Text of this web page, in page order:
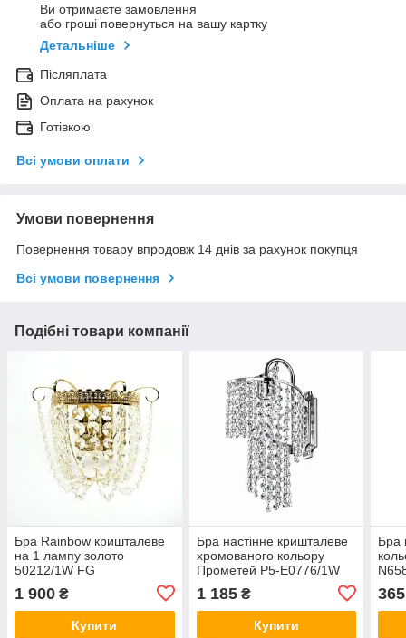
Ви отримаєте замовлення
або гроші повернуться на вашу картку
Детальніше
Післяплата
Оплата на рахунок
Готівкою
Всі умови оплати
Умови повернення
Повернення товару впродовж 14 днів за рахунок покупця
Всі умови повернення
Подібні товари компанії
Бра Rainbow кришталеве
на 1 лампу золото
50212/1W FG
1 900 ₴
Купити
Бра настінне кришталеве
хромованого кольору
Прометей P5-E0776/1W
1 185₴
Купити
Бра
365